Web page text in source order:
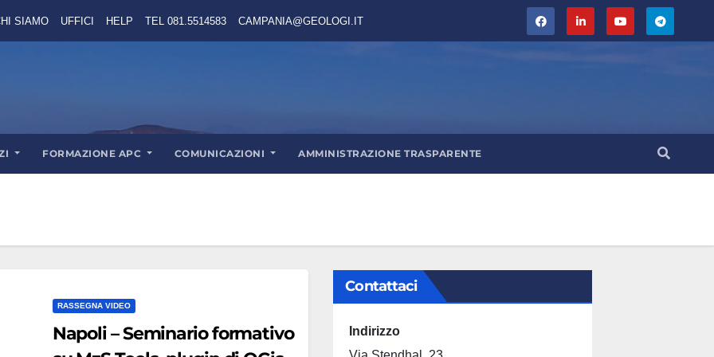
SIAMO UFFICI HELP TEL 081.5514583 CAMPANIA@GEOLOGI.IT
FORMAZIONE APC COMUNICAZIONI AMMINISTRAZIONE TRASPARENTE
RASSEGNA VIDEO
Napoli – Seminario formativo
Contattaci
Indirizzo